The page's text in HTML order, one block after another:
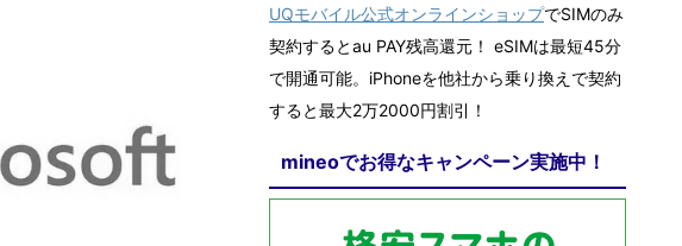
UQモバイル公式オンラインショップでSIMのみ
契約するとau PAY残高還元！ eSIMは最短45分
で開通可能。iPhoneを他社から乗り換えで契約
すると最大2万2000円割引！
mineoでお得なキャンペーン実施中！